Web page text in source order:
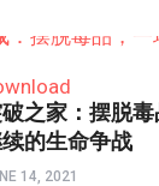
之家：摆脱
的生命争战
14, 2021